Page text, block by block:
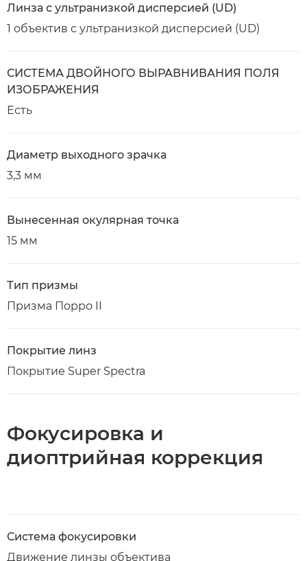
Линза с ультранизкой дисперсией (UD)
1 объектив с ультранизкой дисперсией (UD)
СИСТЕМА ДВОЙНОГО ВЫРАВНИВАНИЯ ПОЛЯ
ИЗОБРАЖЕНИЯ
Есть
Диаметр выходного зрачка
3,3 мм
Вынесенная окулярная точка
15 мм
Тип призмы
Призма Порро II
Покрытие линз
Покрытие Super Spectra
Фокусировка и
диоптрийная коррекция
Система фокусировки
Движение линзы объектива